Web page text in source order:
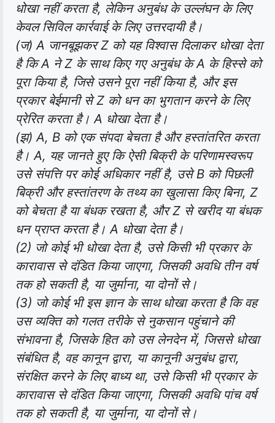
धोखा नहीं करता है, लेकिन अनुबंध के उल्लंघन के लिए
केवल सिविल कार्रवाई के लिए उत्तरदायी है।
(ज) A जानबूझकर Z को यह विश्वास दिलाकर धोखा देता
है कि A ने Z के साथ किए गए अनुबंध के A के हिस्से को
पूरा किया है, जिसे उसने पूरा नहीं किया है, और इस
प्रकार बेईमानी से Z को धन का भुगतान करने के लिए
प्रेरित करता है। A धोखा देता है।
(झ) A, B को एक संपदा बेचता है और हस्तांतरित करता
है। A, यह जानते हुए कि ऐसी बिक्री के परिणामस्वरूप
उसे संपत्ति पर कोई अधिकार नहीं है, उसे B को पिछली
बिक्री और हस्तांतरण के तथ्य का खुलासा किए बिना, Z
को बेचता है या बंधक रखता है, और Z से खरीद या बंधक
धन प्राप्त करता है। A धोखा देता है।
(2) जो कोई भी धोखा देता है, उसे किसी भी प्रकार के
कारावास से दंडित किया जाएगा, जिसकी अवधि तीन वर्ष
तक हो सकती है, या जुर्माना, या दोनों से।
(3) जो कोई भी इस ज्ञान के साथ धोखा करता है कि वह
उस व्यक्ति को गलत तरीके से नुकसान पहुंचाने की
संभावना है, जिसके हित को उस लेनदेन में, जिससे धोखा
संबंधित है, वह कानून द्वारा, या कानूनी अनुबंध द्वारा,
संरक्षित करने के लिए बाध्य था, उसे किसी भी प्रकार के
कारावास से दंडित किया जाएगा, जिसकी अवधि पांच वर्ष
तक हो सकती है, या जुर्माना, या दोनों से।